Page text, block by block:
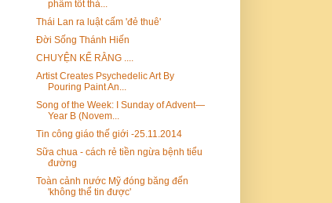
phẩm tốt thà...
Thái Lan ra luật cấm 'đẻ thuê'
Đời Sống Thánh Hiến
CHUYỆN KỂ RẰNG ....
Artist Creates Psychedelic Art By
Pouring Paint An...
Song of the Week: I Sunday of Advent—
Year B (Novem...
Tin công giáo thế giới -25.11.2014
Sữa chua - cách rẻ tiền ngừa bệnh tiểu
đường
Toàn cảnh nước Mỹ đóng băng đến
'không thể tin được'